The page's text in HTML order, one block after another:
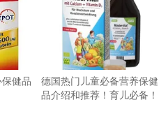
健品
德国热门儿童必备营养保健
品介绍和推荐！育儿必备！